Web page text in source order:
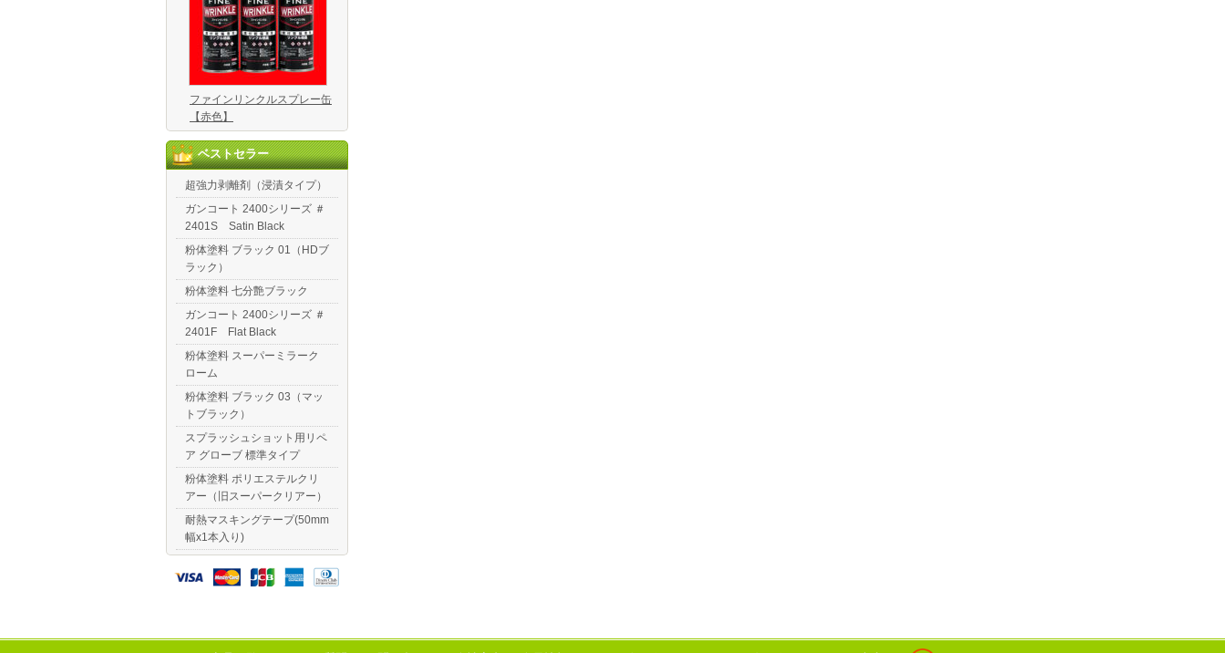
ファインリンクルスプレー缶
【赤色】
ベストセラー
超強力剥離剤（浸漬タイプ）
ガンコート 2400シリーズ ＃
2401S Satin Black
粉体塗料 ブラック 01（HDブ
ラック）
粉体塗料 七分艶ブラック
ガンコート 2400シリーズ ＃
2401F Flat Black
粉体塗料 スーパーミラーク
ローム
粉体塗料 ブラック 03（マッ
トブラック）
スプラッシュショット用リペ
ア グローブ 標準タイプ
粉体塗料 ポリエステルクリ
アー（旧スーパークリアー）
耐熱マスキングテープ(50mm
幅x1本入り)